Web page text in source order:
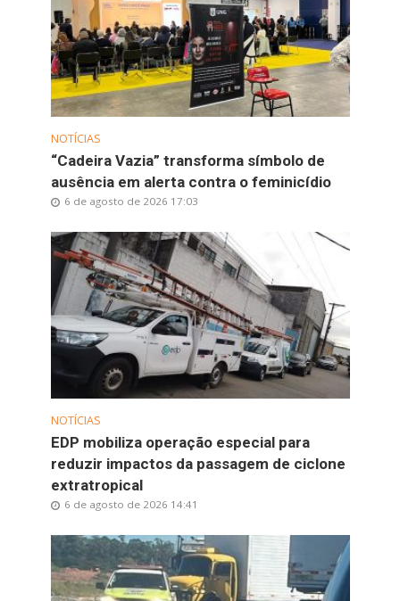
NOTÍCIAS
“Cadeira Vazia” transforma símbolo de
ausência em alerta contra o feminicídio
6 de agosto de 2026 17:03
NOTÍCIAS
EDP mobiliza operação especial para
reduzir impactos da passagem de ciclone
extratropical
6 de agosto de 2026 14:41